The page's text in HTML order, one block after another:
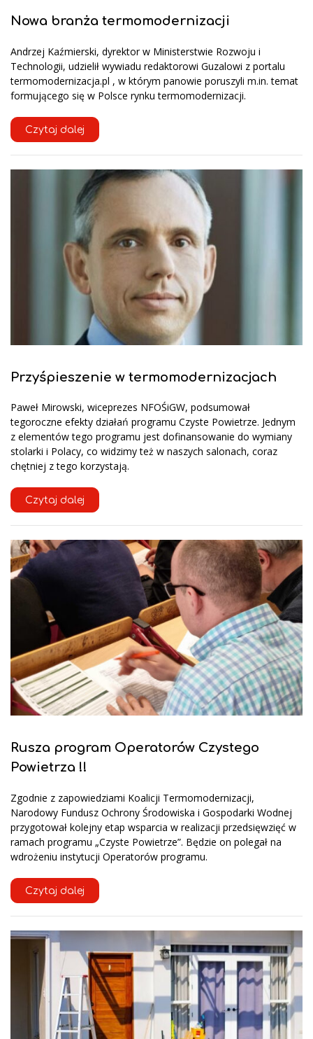
Nowa branża termomodernizacji
Andrzej Kaźmierski, dyrektor w Ministerstwie Rozwoju i
Technologii, udzielił wywiadu redaktorowi Guzalowi z portalu
termomodernizacja.pl , w którym panowie poruszyli m.in. temat
formującego się w Polsce rynku termomodernizacji.
Czytaj dalej
Przyśpieszenie w termomodernizacjach
Paweł Mirowski, wiceprezes NFOŚiGW, podsumował
tegoroczne efekty działań programu Czyste Powietrze. Jednym
z elementów tego programu jest dofinansowanie do wymiany
stolarki i Polacy, co widzimy też w naszych salonach, coraz
chętniej z tego korzystają.
Czytaj dalej
Rusza program Operatorów Czystego
Powietrza !!
Zgodnie z zapowiedziami Koalicji Termomodernizacji,
Narodowy Fundusz Ochrony Środowiska i Gospodarki Wodnej
przygotował kolejny etap wsparcia w realizacji przedsięwzięć w
ramach programu „Czyste Powietrze”. Będzie on polegał na
wdrożeniu instytucji Operatorów programu.
Czytaj dalej